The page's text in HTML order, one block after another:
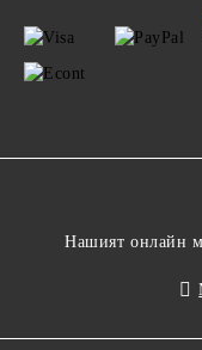
Нашият онлайн